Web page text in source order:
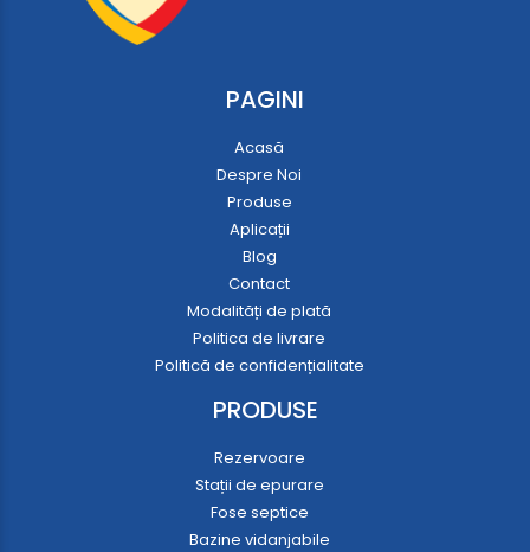
PAGINI
Acasă
Despre Noi
Produse
Aplicații
Blog
Contact
Modalități de plată
Politica de livrare
Politică de confidențialitate
PRODUSE
Rezervoare
Stații de epurare
Fose septice
Bazine vidanjabile